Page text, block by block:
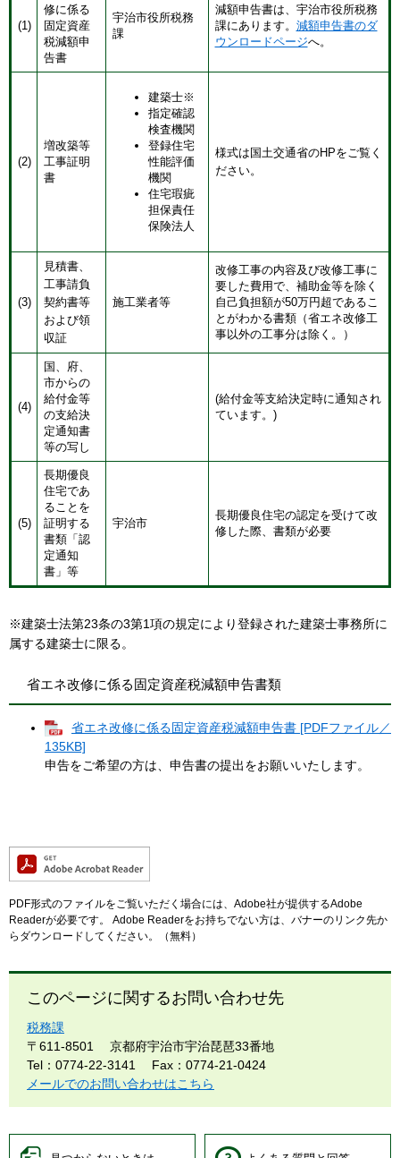
(1)
修に係る
固定資産
税減額申
告書
宇治市役所税務
課
減額申告書は、宇治市役所税務
課にあります。 減額申告書のダ
ウンロードページへ。
(2)
増改築等
工事証明
書
建築士※
指定確認
検査機関
登録住宅
性能評価
機関
住宅瑕疵
担保責任
保険法人
様式は国土交通省のHPをご覧く
ださい。
(3)
見積書、
工事請負
契約書等
および領
収証
施工業者等
改修工事の内容及び改修工事に
要した費用で、補助金等を除く
自己負担額が50万円超であるこ
とがわかる書類（省エネ改修工
事以外の工事分は除く。）
(4)
国、府、
市からの
給付金等
の支給決
定通知書
等の写し
(給付金等支給決定時に通知され
ています。)
(5)
長期優良
住宅であ
ることを
証明する
書類「認
定通知
書」等
宇治市
長期優良住宅の認定を受けて改
修した際、書類が必要
※建築士法第23条の3第1項の規定により登録された建築士事務所に
属する建築士に限る。
省エネ改修に係る固定資産税減額申告書類
省エネ改修に係る固定資産税減額申告書 [PDFファイル／
135KB]
申告をご希望の方は、申告書の提出をお願いいたします。
PDF形式のファイルをご覧いただく場合には、Adobe社が提供するAdobe
Readerが必要です。
Adobe Readerをお持ちでない方は、バナーのリンク先か
らダウンロードしてください。（無料）
このページに関するお問い合わせ先
税務課
〒611-8501
京都府宇治市宇治琵琶33番地
Tel：0774-22-3141
Fax：0774-21-0424
メールでのお問い合わせはこちら